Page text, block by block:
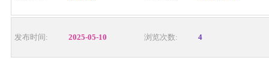
发布时间: 2025-05-10 浏览次数: 4